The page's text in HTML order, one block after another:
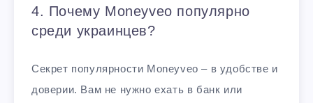
4. Почему Moneyveo популярно
среди украинцев?
Секрет популярности Moneyveo – в удобстве и
доверии. Вам не нужно ехать в банк или